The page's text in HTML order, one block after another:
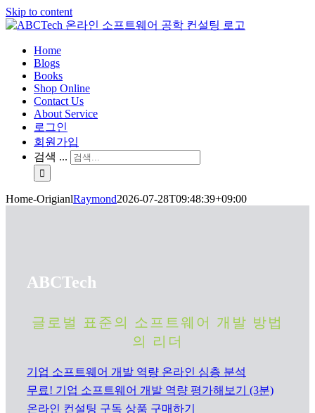
Skip to content
Home
Blogs
Books
Shop Online
Contact Us
About Service
로그인
회원가입
검색 ...
Home-OrigianlRaymond2026-07-28T09:48:39+09:00
ABCTech
글로벌 표준의 소프트웨어 개발 방법
의 리더
기업 소프트웨어 개발 역량 온라인 심층 분석
무료! 기업 소프트웨어 개발 역량 평가해보기 (3분)
온라인 컨설팅 구독 상품 구매하기